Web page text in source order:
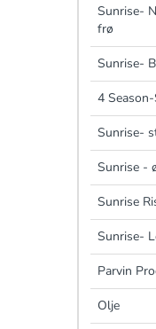
Sunrise-
frø
Sunrise-
4
Sunrise-
Sunrise -
Sunrise
Sunrise-
Parvin
Olje